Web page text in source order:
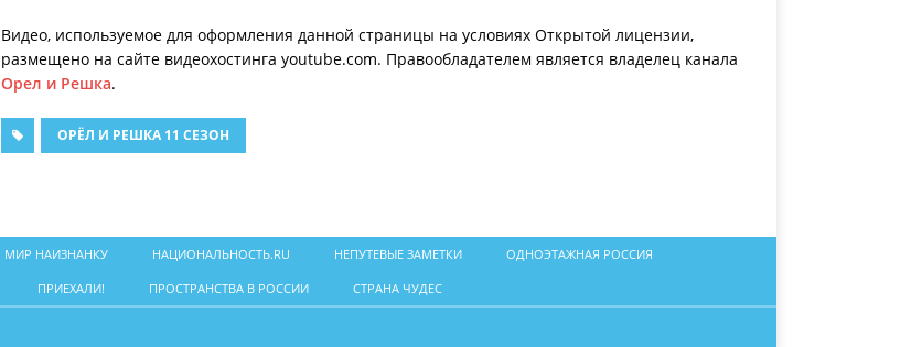
Видео, используемое для оформления данной страницы на условиях Открытой лицензии,
размещено на сайте видеохостинга youtube.com. Правообладателем является владелец канала
Орел и Решка.
ОРЁЛ И РЕШКА 11 СЕЗОН
МИР НАИЗНАНКУ НАЦИОНАЛЬНОСТЬ.RU НЕПУТЕВЫЕ ЗАМЕТКИ ОДНОЭТАЖНАЯ РОССИЯ
ПРИЕХАЛИ! ПРОСТРАНСТВА В РОССИИ СТРАНА ЧУДЕС